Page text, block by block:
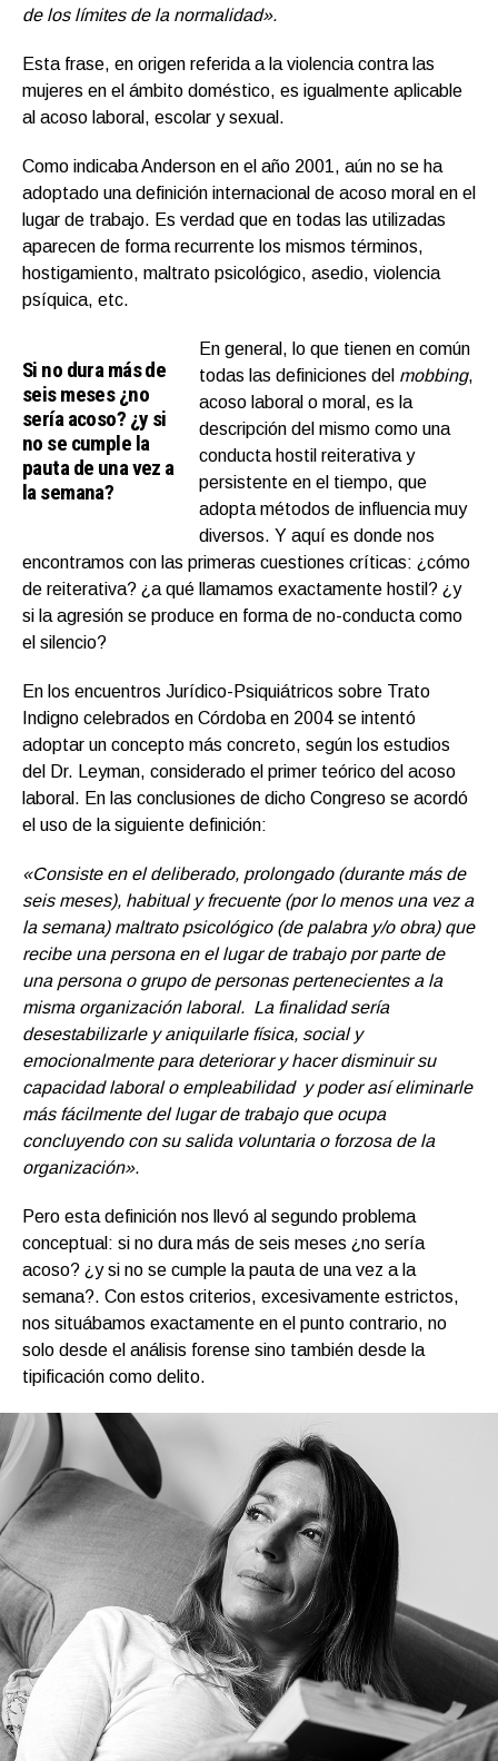
de los límites de la normalidad».
Esta frase, en origen referida a la violencia contra las
mujeres en el ámbito doméstico, es igualmente aplicable
al acoso laboral, escolar y sexual.
Como indicaba Anderson en el año 2001, aún no se ha
adoptado una definición internacional de acoso moral en el
lugar de trabajo. Es verdad que en todas las utilizadas
aparecen de forma recurrente los mismos términos,
hostigamiento, maltrato psicológico, asedio, violencia
psíquica, etc.
Si no dura más de
seis meses ¿no
sería acoso? ¿y si
no se cumple la
pauta de una vez a
la semana?
En general, lo que tienen en común
todas las definiciones del mobbing,
acoso laboral o moral, es la
descripción del mismo como una
conducta hostil reiterativa y
persistente en el tiempo, que
adopta métodos de influencia muy
diversos. Y aquí es donde nos
encontramos con las primeras cuestiones críticas: ¿cómo
de reiterativa? ¿a qué llamamos exactamente hostil? ¿y
si la agresión se produce en forma de no-conducta como
el silencio?
En los encuentros Jurídico-Psiquiátricos sobre Trato
Indigno celebrados en Córdoba en 2004 se intentó
adoptar un concepto más concreto, según los estudios
del Dr. Leyman, considerado el primer teórico del acoso
laboral. En las conclusiones de dicho Congreso se acordó
el uso de la siguiente definición:
«Consiste en el deliberado, prolongado (durante más de
seis meses), habitual y frecuente (por lo menos una vez a
la semana) maltrato psicológico (de palabra y/o obra) que
recibe una persona en el lugar de trabajo por parte de
una persona o grupo de personas pertenecientes a la
misma organización laboral. La finalidad sería
desestabilizarle y aniquilarle física, social y
emocionalmente para deteriorar y hacer disminuir su
capacidad laboral o empleabilidad y poder así eliminarle
más fácilmente del lugar de trabajo que ocupa
concluyendo con su salida voluntaria o forzosa de la
organización».
Pero esta definición nos llevó al segundo problema
conceptual: si no dura más de seis meses ¿no sería
acoso? ¿y si no se cumple la pauta de una vez a la
semana?. Con estos criterios, excesivamente estrictos,
nos situábamos exactamente en el punto contrario, no
solo desde el análisis forense sino también desde la
tipificación como delito.